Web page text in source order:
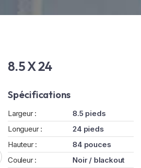
8.5 X 24
Spécifications
Largeur :
8.5 pieds
Longueur :
24 pieds
Hauteur :
84 pouces
Couleur :
Noir / blackout